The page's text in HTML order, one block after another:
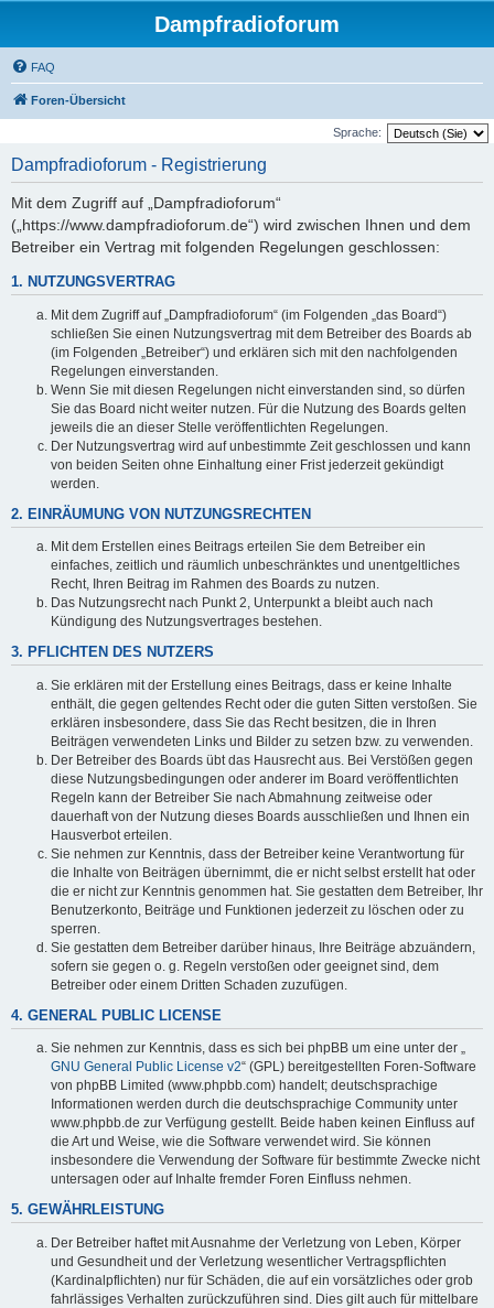
Dampfradioforum
FAQ
Foren-Übersicht
Sprache:
Dampfradioforum - Registrierung
Mit dem Zugriff auf „Dampfradioforum“
(„https://www.dampfradioforum.de“) wird zwischen Ihnen und dem
Betreiber ein Vertrag mit folgenden Regelungen geschlossen:
1. NUTZUNGSVERTRAG
Mit dem Zugriff auf „Dampfradioforum“ (im Folgenden „das Board“)
schließen Sie einen Nutzungsvertrag mit dem Betreiber des Boards ab
(im Folgenden „Betreiber“) und erklären sich mit den nachfolgenden
Regelungen einverstanden.
Wenn Sie mit diesen Regelungen nicht einverstanden sind, so dürfen
Sie das Board nicht weiter nutzen. Für die Nutzung des Boards gelten
jeweils die an dieser Stelle veröffentlichten Regelungen.
Der Nutzungsvertrag wird auf unbestimmte Zeit geschlossen und kann
von beiden Seiten ohne Einhaltung einer Frist jederzeit gekündigt
werden.
2. EINRÄUMUNG VON NUTZUNGSRECHTEN
Mit dem Erstellen eines Beitrags erteilen Sie dem Betreiber ein
einfaches, zeitlich und räumlich unbeschränktes und unentgeltliches
Recht, Ihren Beitrag im Rahmen des Boards zu nutzen.
Das Nutzungsrecht nach Punkt 2, Unterpunkt a bleibt auch nach
Kündigung des Nutzungsvertrages bestehen.
3. PFLICHTEN DES NUTZERS
Sie erklären mit der Erstellung eines Beitrags, dass er keine Inhalte
enthält, die gegen geltendes Recht oder die guten Sitten verstoßen. Sie
erklären insbesondere, dass Sie das Recht besitzen, die in Ihren
Beiträgen verwendeten Links und Bilder zu setzen bzw. zu verwenden.
Der Betreiber des Boards übt das Hausrecht aus. Bei Verstößen gegen
diese Nutzungsbedingungen oder anderer im Board veröffentlichten
Regeln kann der Betreiber Sie nach Abmahnung zeitweise oder
dauerhaft von der Nutzung dieses Boards ausschließen und Ihnen ein
Hausverbot erteilen.
Sie nehmen zur Kenntnis, dass der Betreiber keine Verantwortung für
die Inhalte von Beiträgen übernimmt, die er nicht selbst erstellt hat oder
die er nicht zur Kenntnis genommen hat. Sie gestatten dem Betreiber, Ihr
Benutzerkonto, Beiträge und Funktionen jederzeit zu löschen oder zu
sperren.
Sie gestatten dem Betreiber darüber hinaus, Ihre Beiträge abzuändern,
sofern sie gegen o. g. Regeln verstoßen oder geeignet sind, dem
Betreiber oder einem Dritten Schaden zuzufügen.
4. GENERAL PUBLIC LICENSE
Sie nehmen zur Kenntnis, dass es sich bei phpBB um eine unter der „
GNU General Public License v2“ (GPL) bereitgestellten Foren-Software
von phpBB Limited (www.phpbb.com) handelt; deutschsprachige
Informationen werden durch die deutschsprachige Community unter
www.phpbb.de zur Verfügung gestellt. Beide haben keinen Einfluss auf
die Art und Weise, wie die Software verwendet wird. Sie können
insbesondere die Verwendung der Software für bestimmte Zwecke nicht
untersagen oder auf Inhalte fremder Foren Einfluss nehmen.
5. GEWÄHRLEISTUNG
Der Betreiber haftet mit Ausnahme der Verletzung von Leben, Körper
und Gesundheit und der Verletzung wesentlicher Vertragspflichten
(Kardinalpflichten) nur für Schäden, die auf ein vorsätzliches oder grob
fahrlässiges Verhalten zurückzuführen sind. Dies gilt auch für mittelbare